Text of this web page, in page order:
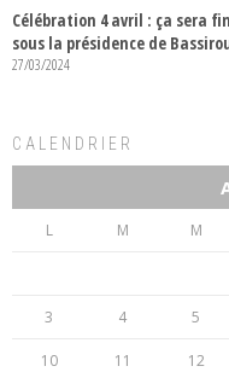
Célébration 4 avril : ça sera
sous la présidence de
27/03/2024
CALENDRIER
L M M
3 4 5
10 11 12